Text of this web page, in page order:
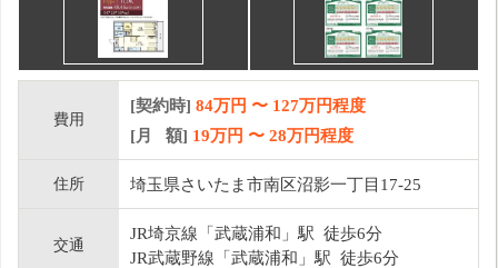
費用
[契約時] 84万円 〜 127万円程度
[月 額] 19万円 〜 28万円程度
住所 埼玉県さいたま市南区沼影一丁目17-25
交通
JR埼京線「武蔵浦和」駅 徒歩6分
JR武蔵野線「武蔵浦和」駅 徒歩6分